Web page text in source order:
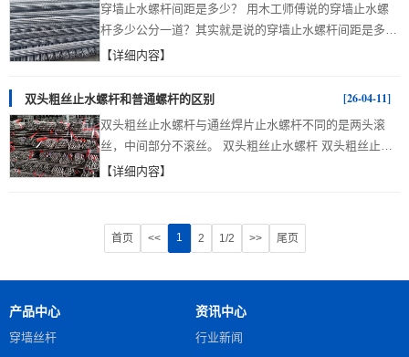
才是较好的选择，相比其他的管件，山型卡...
如果建设水池面积小，不要考虑其他原因，就直接选择老
式止水螺杆就可以，这样会相对来说会省钱。 重庆恒迅
物资有限公司(Tel:18581112355)一个专注于生产建筑木工
杆,木工配件,山型卡,山型母,步步紧,钢筋铁马凳,蝴蝶扣,螺
帽，PVC管,扣...
穿墙止水螺杆间距是多少？ 用木工师傅说的穿墙止水螺
杆多少公分一道？其实就是说的穿墙止水螺杆间距是多
少？ 新型穿墙止水螺杆 穿墙止水螺杆在工地施工中的间
么这样说呢？因为建筑螺杆为钢材制品，自身就具备一定
于是建筑螺杆的作用愈加明显，抵抗侧压力、防水等等，
故而止水螺杆在加工生产时中间会焊接一个止水片，如此
种种......那么为什么会作间距布置，主要就是通过计算出
根就可以，这样既保证砼墙，还可以止...
【详细内容】
双头粗丝止水螺杆和普通螺杆的区别 [26-04-11]
双头粗丝止水螺杆与通丝焊片止水螺杆不同的是两头滚
丝，中间部分不滚丝。 双头粗丝止水螺杆 双头粗丝止水
螺杆在使用中主要是用来防止水分流到墙体里面，起到防
头粗丝止水螺杆不易滑牙，紧固效果好，在建筑工程支模
板的过程深受有经历的木工师傅和老板的喜爱。由于双头
需是懂行的人都晓得，关于那种螺帽从螺栓上飞旋零落的
场景，更是惊心动魄，所以说在选择止水丝杆在螺纹很重
【详细内容】
首页 << 1 2 1/2 >> 尾页
产品中心
穿墙丝杆
资讯中心
行业新闻